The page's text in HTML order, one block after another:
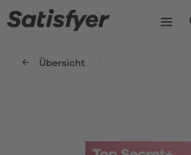
Übersicht